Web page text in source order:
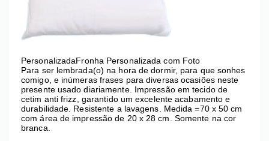
PersonalizadaFronha Personalizada com Foto
Para ser lembrada(o) na hora de dormir, para que sonhes
comigo, e inúmeras frases para diversas ocasiões neste
presente usado diariamente. Impressão em tecido de
cetim anti frizz, garantido um excelente acabamento e
durabilidade. Resistente a lavagens. Medida =70 x 50 cm
com área de impressão de 20 x 28 cm. Somente na cor
branca.